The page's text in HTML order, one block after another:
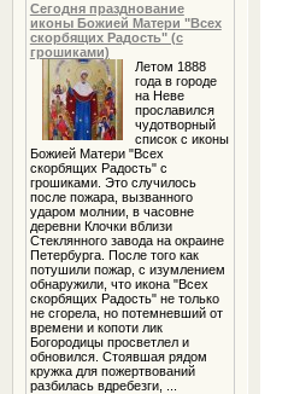
Сегодня празднование
иконы Божией Матери "Всех
скорбящих Радость" (с
грошиками)
Летом 1888
года в городе
на Неве
прославился
чудотворный
список с иконы
Божией Матери "Всех
скорбящих Радость" с
грошиками. Это случилось
после пожара, вызванного
ударом молнии, в часовне
деревни Клочки вблизи
Стеклянного завода на окраине
Петербурга. После того как
потушили пожар, с изумлением
обнаружили, что икона "Всех
скорбящих Радость" не только
не сгорела, но потемневший от
времени и копоти лик
Богородицы просветлел и
обновился. Стоявшая рядом
кружка для пожертвований
разбилась вдребезги, ...